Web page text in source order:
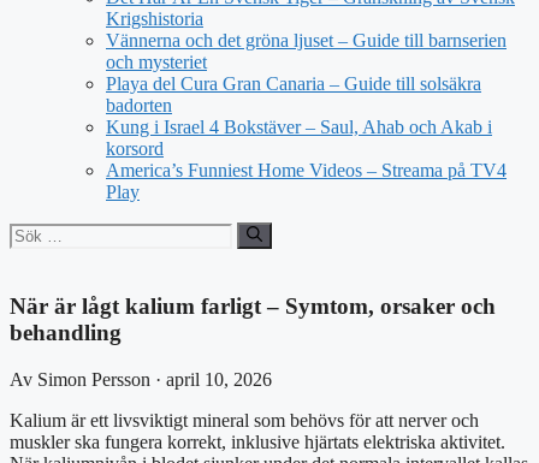
Krigshistoria
Vännerna och det gröna ljuset – Guide till barnserien
och mysteriet
Playa del Cura Gran Canaria – Guide till solsäkra
badorten
Kung i Israel 4 Bokstäver – Saul, Ahab och Akab i
korsord
America’s Funniest Home Videos – Streama på TV4
Play
Sök
efter:
När är lågt kalium farligt – Symtom, orsaker och
behandling
Av Simon Persson · april 10, 2026
Kalium är ett livsviktigt mineral som behövs för att nerver och
muskler ska fungera korrekt, inklusive hjärtats elektriska aktivitet.